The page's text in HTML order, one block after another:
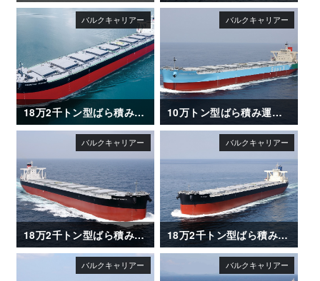
18万2千トン型ばら積み運搬船「FRONTIER JASMINE」 10万トン型ばら積み運搬船「ENERGIA AZALEA」
18万2千トン型ばら積み運搬船「FIRST ETERNITY」 18万2千トン型ばら積み運搬船「FLORIDA」